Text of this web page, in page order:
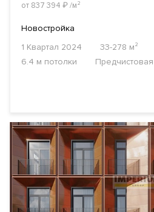
от 837 394 ₽/м²
Новостройка
1 Квартал 2024
33-278 м²
6.4 м потолки